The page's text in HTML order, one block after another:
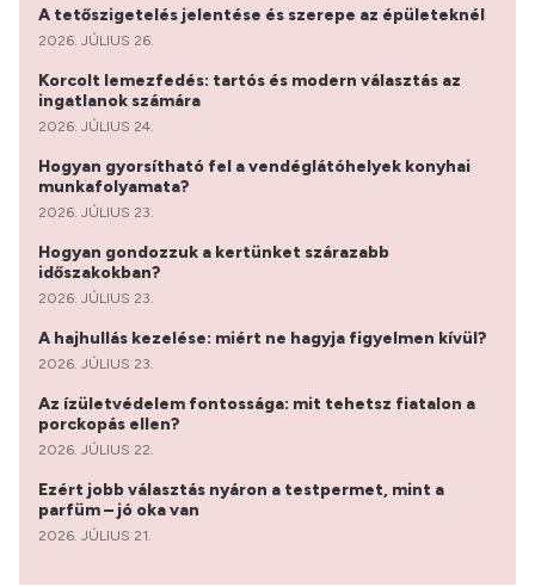
A tetőszigetelés jelentése és szerepe az épületeknél
2026. JÚLIUS 26.
Korcolt lemezfedés: tartós és modern választás az
ingatlanok számára
2026. JÚLIUS 24.
Hogyan gyorsítható fel a vendéglátóhelyek konyhai
munkafolyamata?
2026. JÚLIUS 23.
Hogyan gondozzuk a kertünket szárazabb
időszakokban?
2026. JÚLIUS 23.
A hajhullás kezelése: miért ne hagyja figyelmen kívül?
2026. JÚLIUS 23.
Az ízületvédelem fontossága: mit tehetsz fiatalon a
porckopás ellen?
2026. JÚLIUS 22.
Ezért jobb választás nyáron a testpermet, mint a
parfüm – jó oka van
2026. JÚLIUS 21.